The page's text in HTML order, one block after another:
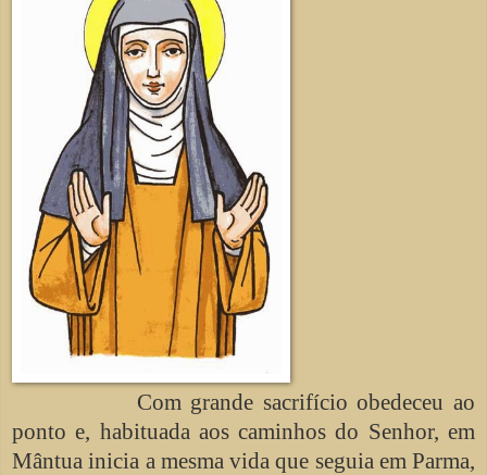
Com grande sacrifício obedeceu ao
ponto e, habituada aos caminhos do Senhor, em
Mântua inicia a mesma vida que seguia em Parma,